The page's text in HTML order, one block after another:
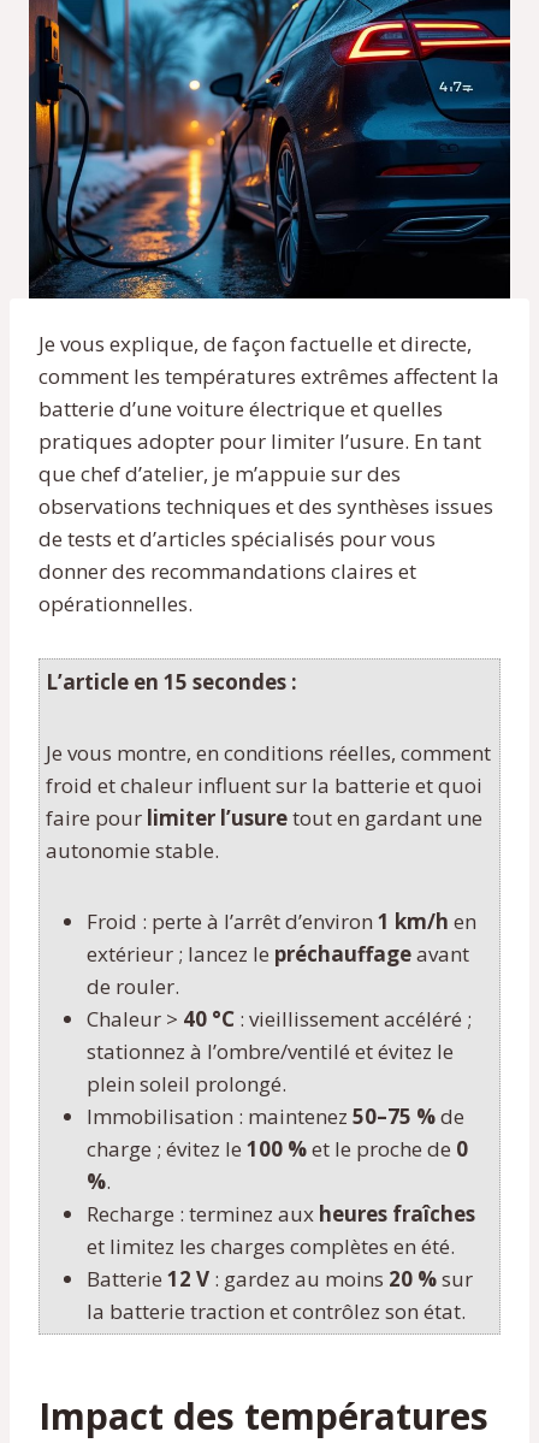
Je vous explique, de façon factuelle et directe,
comment les températures extrêmes affectent la
batterie d’une voiture électrique et quelles
pratiques adopter pour limiter l’usure. En tant
que chef d’atelier, je m’appuie sur des
observations techniques et des synthèses issues
de tests et d’articles spécialisés pour vous
donner des recommandations claires et
opérationnelles.
L’article en 15 secondes :
Je vous montre, en conditions réelles, comment
froid et chaleur influent sur la batterie et quoi
faire pour limiter l’usuretout en gardant une
autonomie stable.
Froid : perte à l’arrêt d’environ 1 km/h en
extérieur ; lancez le préchauffageavant
de rouler.
Chaleur > 40 °C : vieillissement accéléré ;
stationnez à l’ombre/ventilé et évitez le
plein soleil prolongé.
Immobilisation : maintenez 50–75 %de
charge ; évitez le 100 %et le proche de 0
%.
Recharge : terminez aux heures fraîches
et limitez les charges complètes en été.
Batterie 12 V : gardez au moins 20 %sur
la batterie traction et contrôlez son état.
Impact des températures